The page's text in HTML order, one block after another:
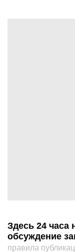
Здесь 24 часа
обсуждение
правила